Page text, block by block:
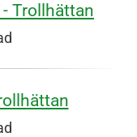
Trollhättan